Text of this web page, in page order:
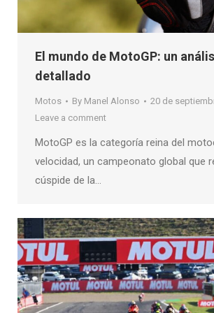
El mundo de MotoGP: un
detallado
Motos By Manel Alonso
20 de
Leave a comment
MotoGP es la categoría reina del
velocidad, un campeonato global que
cúspide de la…